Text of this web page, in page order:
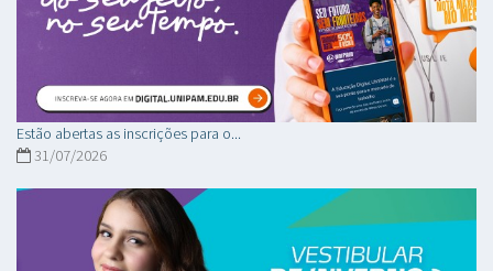
Estão abertas as inscrições para o...
31/07/2026